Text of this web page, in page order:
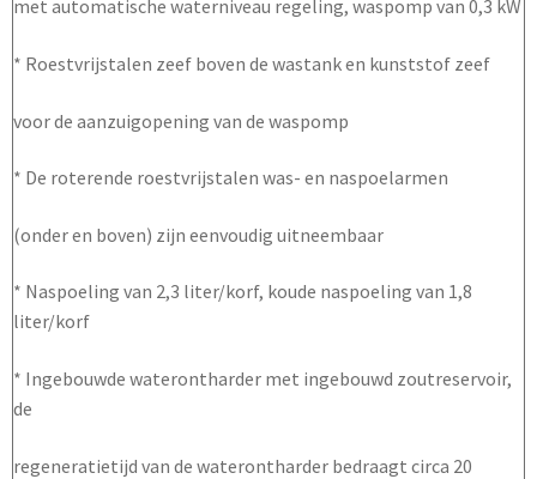
met automatische waterniveau regeling, waspomp van 0,3 kW
* Roestvrijstalen zeef boven de wastank en kunststof zeef
voor de aanzuigopening van de waspomp
* De roterende roestvrijstalen was- en naspoelarmen
(onder en boven) zijn eenvoudig uitneembaar
* Naspoeling van 2,3 liter/korf, koude naspoeling van 1,8
liter/korf
* Ingebouwde waterontharder met ingebouwd zoutreservoir,
de
regeneratietijd van de waterontharder bedraagt circa 20